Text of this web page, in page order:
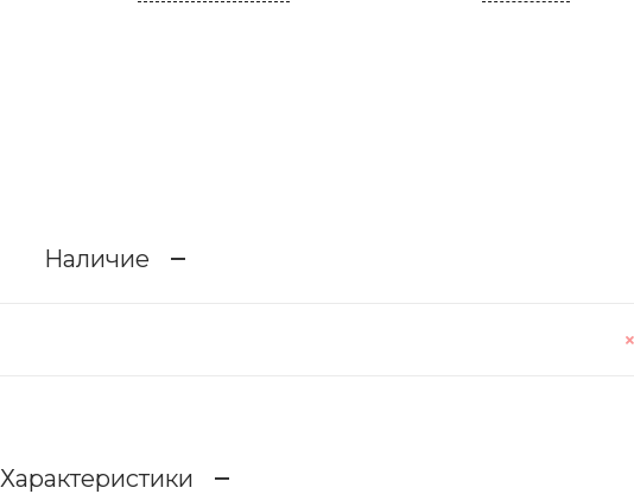
Наличие
Характеристики